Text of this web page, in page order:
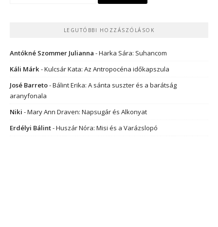
LEGUTÓBBI HOZZÁSZÓLÁSOK
Antókné Szommer Julianna -Harka Sára: Suhancom
Káli Márk-Kulcsár Kata: Az Antropocéna időkapszula
José Barreto-Bálint Erika: A sánta suszter és a barátság
aranyfonala
Niki -Mary Ann Draven: Napsugár és Alkonyat
Erdélyi Bálint-Huszár Nóra: Misi és a Varázslopó